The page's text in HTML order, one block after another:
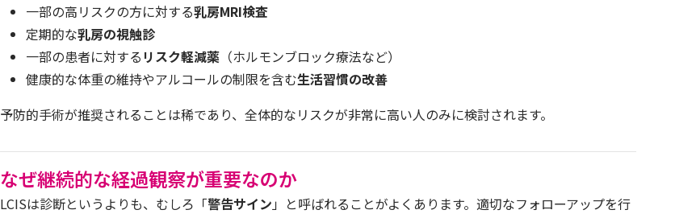
一部の高リスクの方に対する乳房MRI検査
定期的な乳房の視触診
一部の患者に対する リスク軽減薬（ホルモンブロック療法など）
健康的な体重の維持やアルコールの制限を含む生活習慣の改善
予防的手術が推奨されることは稀であり、全体的なリスクが非常に高い人のみに検討されます。
なぜ継続的な経過観察が重要なのか
LCISは診断というよりも、むしろ「警告サイン 」と呼ばれることがよくあります。適切なフォローアップを行